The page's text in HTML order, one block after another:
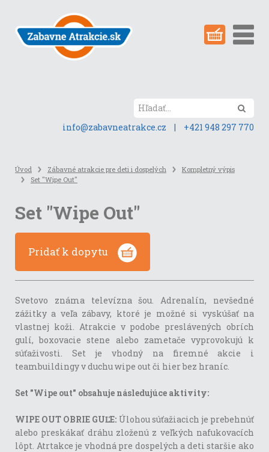
obsah
stránky
info@zabavneatrakce.cz
| +421 948 297 770
Úvod Zábavné atrakcie pre deti i dospelých
Kompletný výpis
Set "Wipe Out"
Set "Wipe Out"
Pridať k dopytu
Svetovo známa televízna šou. Adrenalín, nevšedné
zážitky a veľa zábavy, ktoré je možné si vyskúšať na
vlastnej koži. Atrakcie v podobe preslávených obrích
gulí, boxovacie stene alebo zametače vyprovokujú k
súťaživosti. Set je vhodný na firemné akcie i
teambuildingy v duchu wipe out či hier bez hraníc.
Set "Wipe out" obsahuje následujúce aktivity:
WIPE OUT OBRIE GUĽE: Úlohou súťažiacich je prebehnúť
alebo preskákať dráhu zloženú z veľkých nafukovacích
lôpt. Atrtakce je vhodná pre dospelých a deti staršie ako